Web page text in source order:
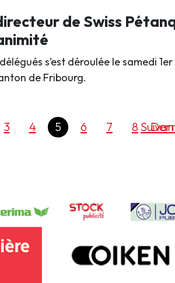
de Swiss
s’est déroulée le samedi 1er
de Fribourg.
3 4 5 6 7 8